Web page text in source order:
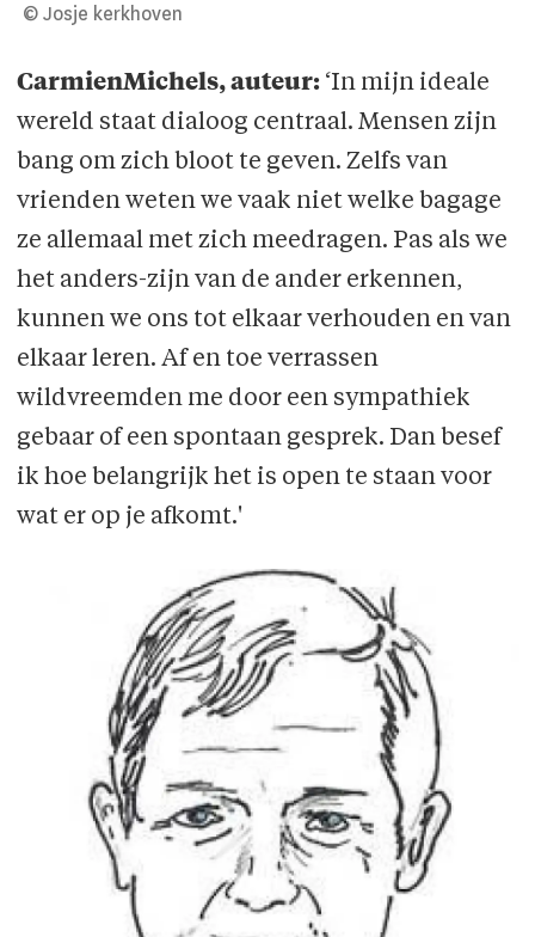
© Josje kerkhoven
CarmienMichels, auteur: ‘In mijn ideale
wereld staat dialoog centraal. Mensen zijn
bang om zich bloot te geven. Zelfs van
vrienden weten we vaak niet welke bagage
ze allemaal met zich meedragen. Pas als we
het anders-zijn van de ander erkennen,
kunnen we ons tot elkaar verhouden en van
elkaar leren. Af en toe verrassen
wildvreemden me door een sympathiek
gebaar of een spontaan gesprek. Dan besef
ik hoe belangrijk het is open te staan voor
wat er op je afkomt.'